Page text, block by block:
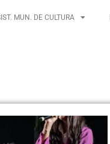
MUN. DE CULTURA